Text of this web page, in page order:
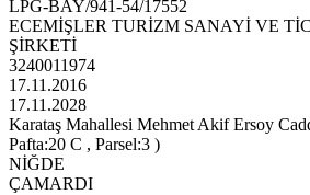
LPG-BAY/941-54/17552
ECEMİŞLER TURİZM SANAYİ VE
ŞİRKETİ
3240011974
17.11.2016
17.11.2028
Karataş Mahallesi Mehmet Akif Ersoy
Pafta:20 C , Parsel:3 )
NİĞDE
ÇAMARDI